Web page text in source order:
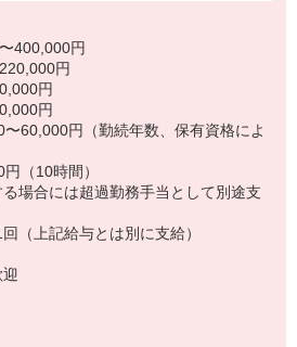
！
クトに伝わる職場◎
くり慣れていけばOK！
で、未経験からでもしっかりサポー
ポートあり☆
さい！
400,000円
円
円
円
〜60,000円（勤続年数、保有資格によ
（10時間）
場合には超過勤務手当として別途支
（上記給与とは別に支給）